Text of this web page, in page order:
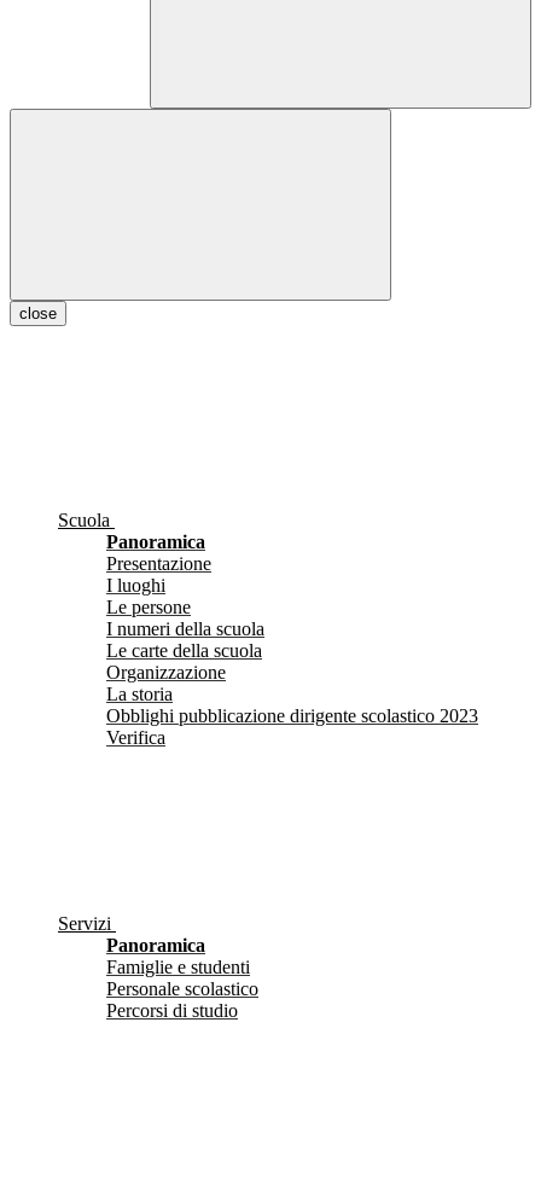
close
Scuola
Panoramica
Presentazione
I luoghi
Le persone
I numeri della scuola
Le carte della scuola
Organizzazione
La storia
Obblighi pubblicazione dirigente scolastico 2023
Verifica
Servizi
Panoramica
Famiglie e studenti
Personale scolastico
Percorsi di studio